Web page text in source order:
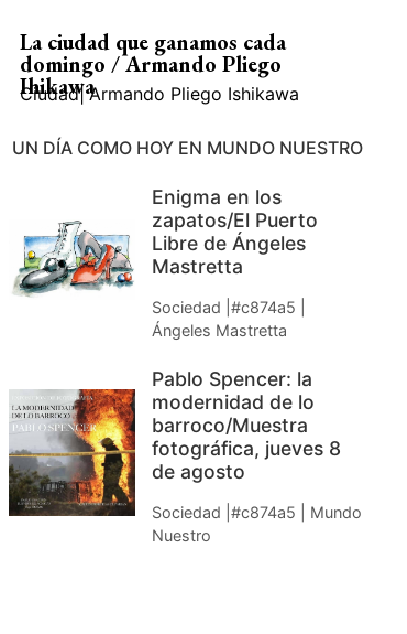
La ciudad que ganamos cada
domingo / Armando Pliego
Ihikawa
Ciudad| Armando Pliego Ishikawa
UN DÍA COMO HOY EN MUNDO NUESTRO
Enigma en los
zapatos/El Puerto
Libre de Ángeles
Mastretta
Sociedad |#c874a5 |
Ángeles Mastretta
Pablo Spencer: la
modernidad de lo
barroco/Muestra
fotográfica, jueves 8
de agosto
Sociedad |#c874a5 | Mundo
Nuestro